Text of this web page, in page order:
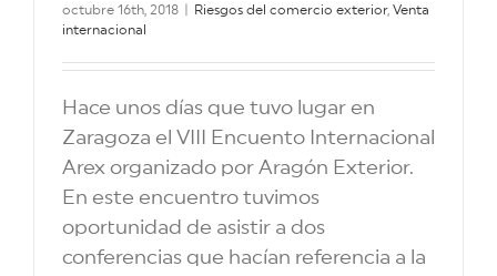
octubre 16th, 2018 Riesgos del comercio exterior, Venta
internacional
Hace unos días que tuvo lugar en
Zaragoza el VIII Encuento Internacional
Arex organizado por Aragón Exterior.
En este encuentro tuvimos
oportunidad de asistir a dos
conferencias que hacían referencia a la